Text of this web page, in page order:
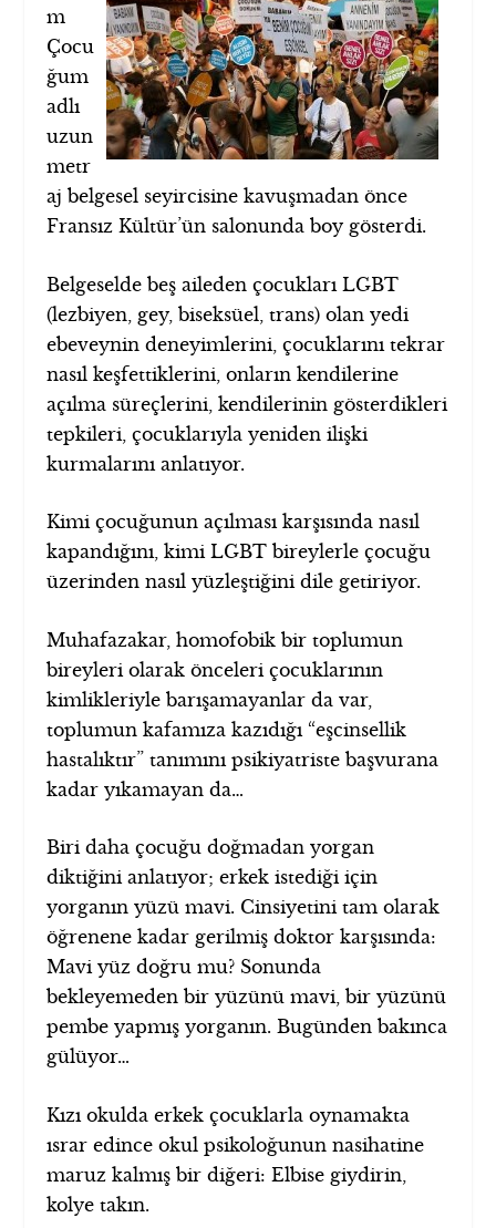
m
Çocu
ğum
adlı
uzun
metr
aj belgesel seyircisine kavuşmadan önce
Fransız Kültür’ün salonunda boy gösterdi.
Belgeselde beş aileden çocukları LGBT
(lezbiyen, gey, biseksüel, trans) olan yedi
ebeveynin deneyimlerini, çocuklarını tekrar
nasıl keşfettiklerini, onların kendilerine
açılma süreçlerini, kendilerinin gösterdikleri
tepkileri, çocuklarıyla yeniden ilişki
kurmalarını anlatıyor.
Kimi çocuğunun açılması karşısında nasıl
kapandığını, kimi LGBT bireylerle çocuğu
üzerinden nasıl yüzleştiğini dile getiriyor.
Muhafazakar, homofobik bir toplumun
bireyleri olarak önceleri çocuklarının
kimlikleriyle barışamayanlar da var,
toplumun kafamıza kazıdığı “eşcinsellik
hastalıktır” tanımını psikiyatriste başvurana
kadar yıkamayan da…
Biri daha çocuğu doğmadan yorgan
diktiğini anlatıyor; erkek istediği için
yorganın yüzü mavi. Cinsiyetini tam olarak
öğrenene kadar gerilmiş doktor karşısında:
Mavi yüz doğru mu? Sonunda
bekleyemeden bir yüzünü mavi, bir yüzünü
pembe yapmış yorganın. Bugünden bakınca
gülüyor…
Kızı okulda erkek çocuklarla oynamakta
ısrar edince okul psikoloğunun nasihatine
maruz kalmış bir diğeri: Elbise giydirin,
kolye takın.